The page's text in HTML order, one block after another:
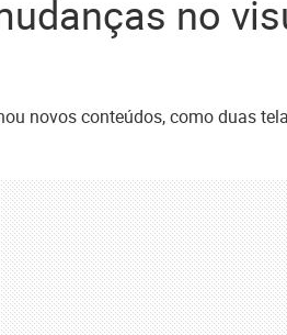
no
novos conteúdos, como duas